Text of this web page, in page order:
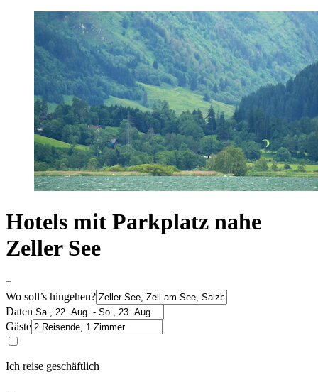
Hotels mit Parkplatz nahe
Zeller See
Wo soll’s hingehen?
Daten
Gäste
Ich reise geschäftlich